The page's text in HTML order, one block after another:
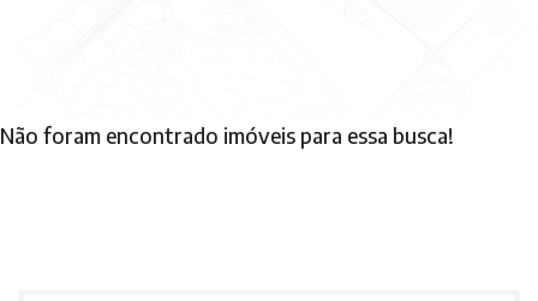
Não foram encontrado imóveis para essa busca!